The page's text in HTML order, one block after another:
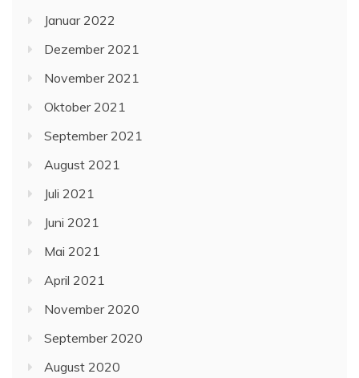
Januar 2022
Dezember 2021
November 2021
Oktober 2021
September 2021
August 2021
Juli 2021
Juni 2021
Mai 2021
April 2021
November 2020
September 2020
August 2020